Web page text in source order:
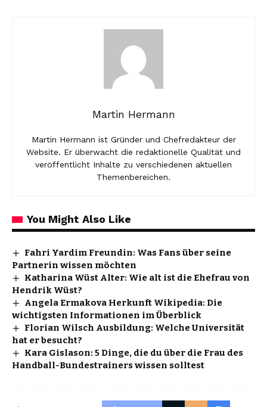
Martin Hermann
Martin Hermann ist Gründer und Chefredakteur der
Website. Er überwacht die redaktionelle Qualität und
veröffentlicht Inhalte zu verschiedenen aktuellen
Themenbereichen.
You Might Also Like
Fahri Yardim Freundin: Was Fans über seine
Partnerin wissen möchten
Katharina Wüst Alter: Wie alt ist die Ehefrau von
Hendrik Wüst?
Angela Ermakova Herkunft Wikipedia: Die
wichtigsten Informationen im Überblick
Florian Wilsch Ausbildung: Welche Universität
hat er besucht?
Kara Gislason: 5 Dinge, die du über die Frau des
Handball-Bundestrainers wissen solltest